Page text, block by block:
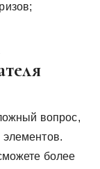
вопрос,
более